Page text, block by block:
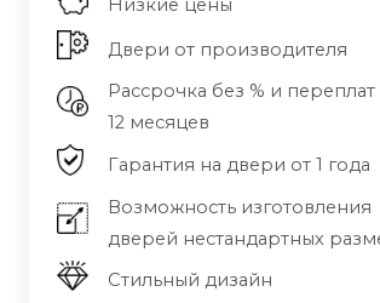
Низкие цены
Двери от производителя
Рассрочка без % и переплат
12 месяцев
Гарантия на двери от 1 года
Возможность изготовления
дверей нестандартных
Стильный дизайн